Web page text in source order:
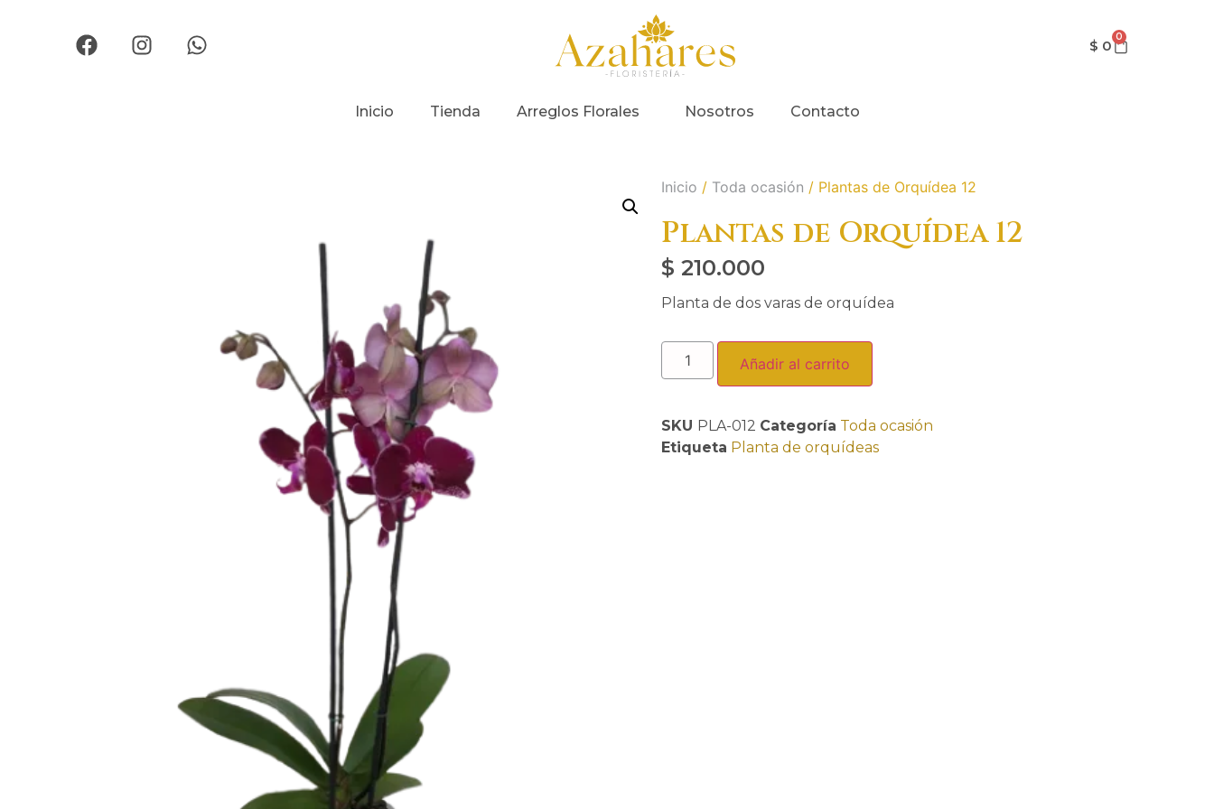
$ 0 0
Inicio Tienda Arreglos Florales Nosotros Contacto
Inicio / Toda ocasión / Plantas de Orquídea 12
Plantas de Orquídea 12
$ 210.000
Planta de dos varas de orquídea
Añadir al carrito
SKU PLA-012 Categoría Toda ocasión
Etiqueta Planta de orquídeas